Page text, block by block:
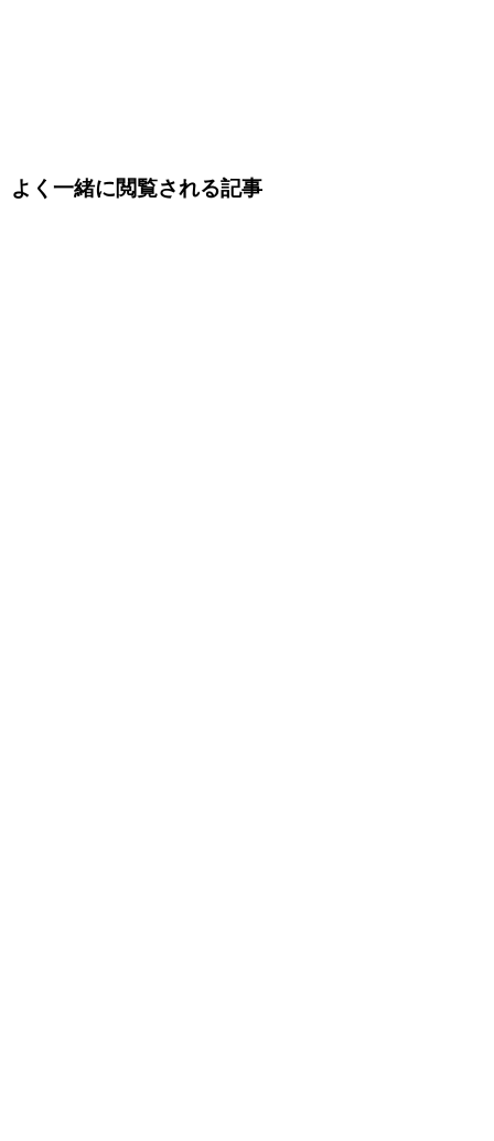
よく一緒に閲覧される記事